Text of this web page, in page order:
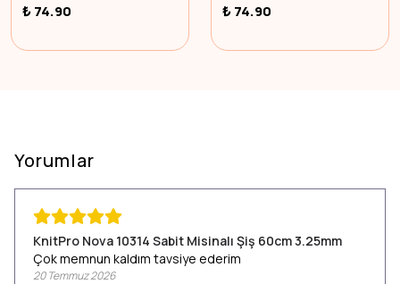
₺ 74.90 ₺ 74.90
Yorumlar
KnitPro Nova 10314 Sabit Misinalı Şiş 60cm 3.25mm
Çok memnun kaldım tavsiye ederim
20 Temmuz 2026